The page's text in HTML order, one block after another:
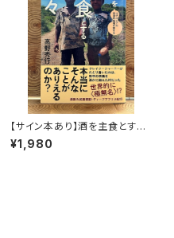
【サイン本あり】酒を主食とする
人々 エチオピアの科学的秘境
を旅する
¥1,980